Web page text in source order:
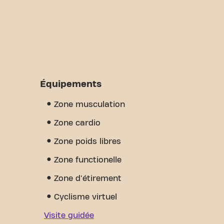
Équipements
Zone musculation
Zone cardio
Zone poids libres
Zone functionelle
Zone d'étirement
Cyclisme virtuel
Visite guidée